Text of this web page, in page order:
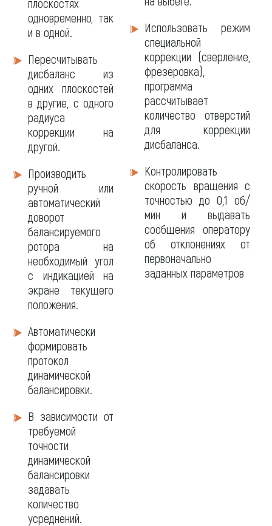
плоскостях
одновременно, так
и в одной.
Пересчитывать
дисбаланс из
одних плоскостей
в другие, с одного
радиуса
коррекции на
другой.
Производить
ручной или
автоматический
доворот
балансируемого
ротора на
необходимый угол
с индикацией на
экране текущего
положения.
Автоматически
формировать
протокол
динамической
балансировки.
В зависимости от
требуемой
точности
динамической
балансировки
задавать
количество
усреднений.
Использовать режим
специальной
коррекции (сверление,
фрезеровка),
программа
рассчитывает
количество отверстий
для коррекции
дисбаланса.
Контролировать
скорость вращения с
точностью до 0,1 об/
мин и выдавать
сообщения оператору
об отклонениях от
первоначально
заданных параметров